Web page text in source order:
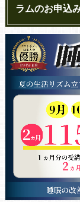
ラムのお申込